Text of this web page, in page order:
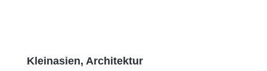
Produktgalerie überspringen
Kleinasien, Architektur